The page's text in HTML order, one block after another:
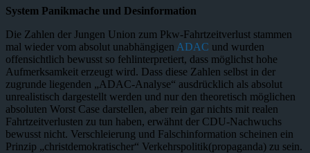
System Panikmache und Desinformation
Die Zahlen der Jungen Union zum Pkw-Fahrtzeitverlust stammen
mal wieder vom absolut unabhängigen ADAC und wurden
offensichtlich bewusst so fehlinterpretiert, dass möglichst hohe
Aufmerksamkeit erzeugt wird. Dass diese Zahlen selbst in der
zugrunde liegenden „ADAC-Analyse“ ausdrücklich als absolut
unrealistisch dargestellt werden und nur den theoretisch möglichen
absoluten Worst Case darstellen, aber rein gar nichts mit realen
Fahrtzeitverlusten zu tun haben, erwähnt der CDU-Nachwuchs
bewusst nicht. Verschleierung und Falschinformation scheinen ein
Prinzip „christdemokratischer“ Verkehrspolitik(propaganda) zu sein.